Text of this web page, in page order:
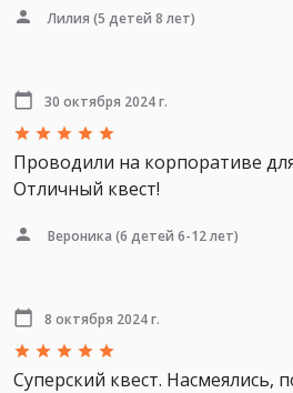
Лилия (5 детей 8 лет)
30 октября 2024 г.
Проводили на корпоративе
Отличный квест!
Вероника (6 детей 6-12 лет)
8 октября 2024 г.
Суперский квест. Насмеялись,